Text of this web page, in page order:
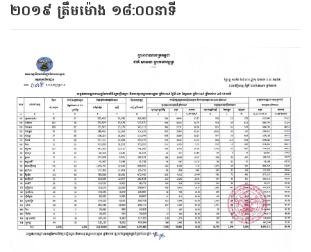
២០១៩ ត្រឹមម៉ោង​ ១៨:០០នាទី​